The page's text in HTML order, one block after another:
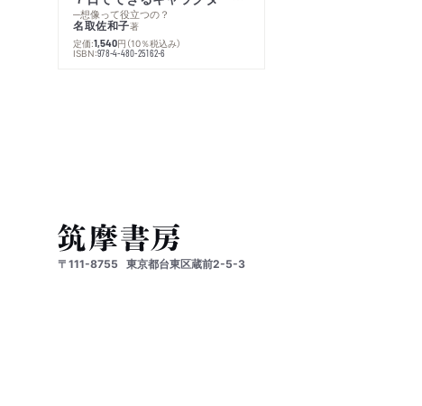
─想像って役立つの？
名取佐和子著
定価:1,540円 （10％税込み）
ISBN:978-4-480-25162-6
〒111-8755 東京都台東区蔵前2-5-3